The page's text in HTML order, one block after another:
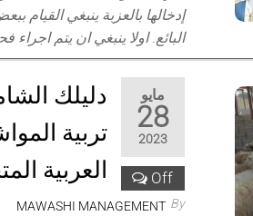
إدخالها بالعزبة ينبغي القيام
البائع. اولا ينبغي ان يتم
مايو
28
2023
Off
دليلك
تربية
العربية
By
MAWASHI MANAGEMENT